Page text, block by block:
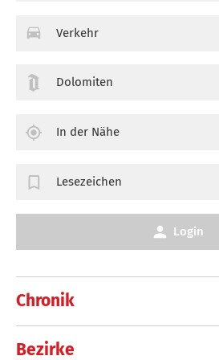
Chronik
Bezirke
Verkehr
Dolomiten
In der Nähe
Lesezeichen
Login